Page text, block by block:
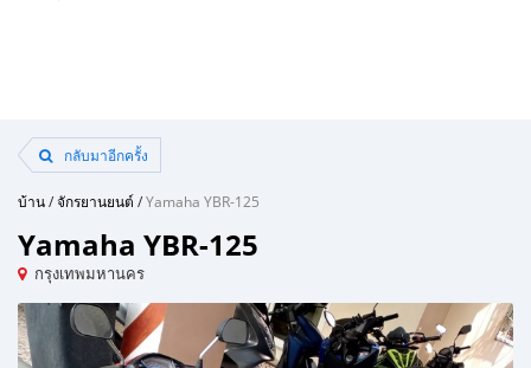
กลับมาอีกครั้ง
บ้าน/จักรยานยนต์/Yamaha YBR-125
Yamaha YBR-125
กรุงเทพมหานคร